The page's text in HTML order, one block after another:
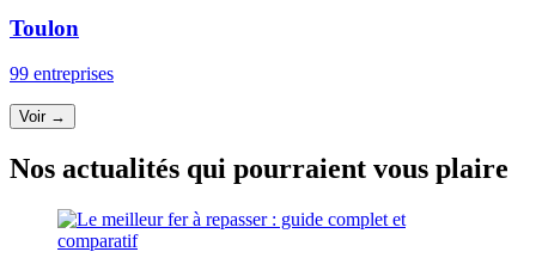
Toulon
99 entreprises
Voir →
Nos actualités qui pourraient vous plaire